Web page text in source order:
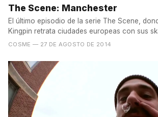
The Scene: Manchester
El último episodio de la serie The Scene,
Kingpin retrata ciudades europeas con sus
COSME — 27 DE AGOSTO DE 2014